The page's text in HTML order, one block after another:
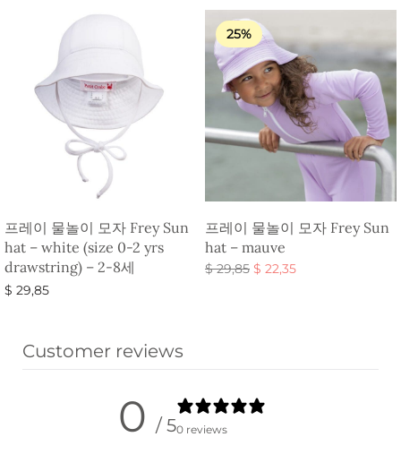
프레이 물놀이 모자 Frey Sun
hat – white (size 0-2 yrs
drawstring) – 2-8세
$ 29,85
25%
프레이 물놀이 모자 Frey Sun
hat – mauve
$29,85 원래 가
$ 22,35현재 가
Customer reviews
0 / 50 reviews